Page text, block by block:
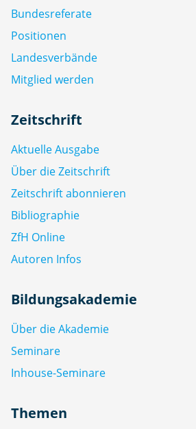
Bundesreferate
Positionen
Landesverbände
Mitglied werden
Zeitschrift
Aktuelle Ausgabe
Über die Zeitschrift
Zeitschrift abonnieren
Bibliographie
ZfH Online
Autoren Infos
Bildungsakademie
Über die Akademie
Seminare
Inhouse-Seminare
Themen